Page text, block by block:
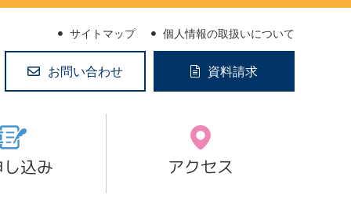
サイトマップ 個人情報の取扱いについて
お問い合わせ 資料請求
込み アクセス